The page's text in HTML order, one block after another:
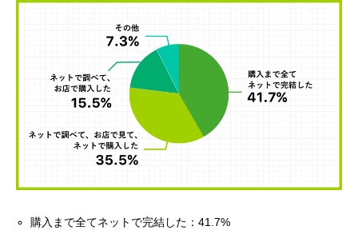
購入まで全てネットで完結した：41.7%